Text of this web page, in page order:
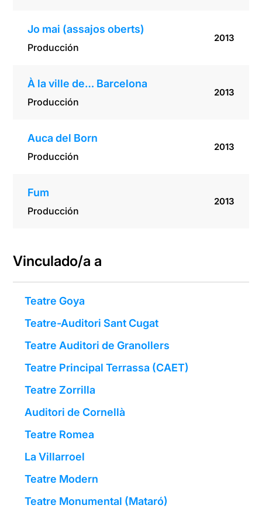
Jo mai (assajos oberts)
Producción
2013
À la ville de… Barcelona
Producción
2013
Auca del Born
Producción
2013
Fum
Producción
2013
Vinculado/a a
Teatre Goya
Teatre-Auditori Sant Cugat
Teatre Auditori de Granollers
Teatre Principal Terrassa (CAET)
Teatre Zorrilla
Auditori de Cornellà
Teatre Romea
La Villarroel
Teatre Modern
Teatre Monumental (Mataró)